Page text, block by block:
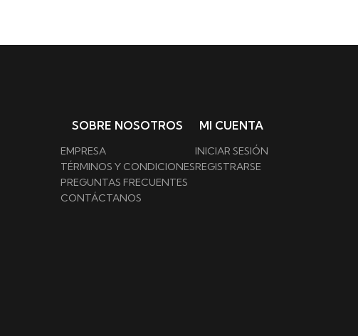
SOBRE NOSOTROS
EMPRESA
TÉRMINOS Y CONDICIONES
PREGUNTAS FRECUENTES
CONTÁCTANOS
MI CUENTA
INICIAR SESIÓN
REGISTRARSE